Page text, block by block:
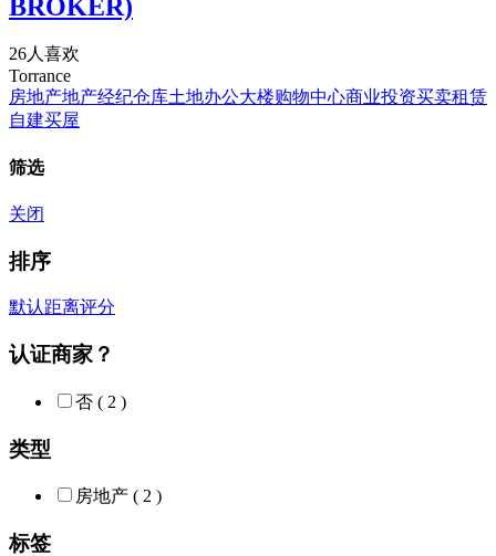
BROKER)
26人喜欢
Torrance
房地产地产经纪仓库土地办公大楼购物中心商业投资买卖租赁
自建买屋
筛选
关闭
排序
默认距离评分
认证商家？
否 ( 2 )
类型
房地产 ( 2 )
标签